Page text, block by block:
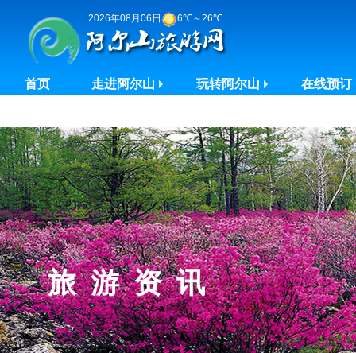
2026年08月06日 6℃～26℃
首页 走进阿尔山 玩转阿尔山 在线预订
旅游资讯